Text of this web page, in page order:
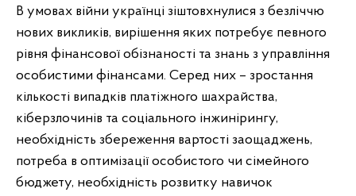
В умовах війни українці зіштовхнулися з безліччю
нових викликів, вирішення яких потребує певного
рівня фінансової обізнаності та знань з управління
особистими фінансами. Серед них – зростання
кількості випадків платіжного шахрайства,
кіберзлочинів та соціального інжинірингу,
необхідність збереження вартості заощаджень,
потреба в оптимізації особистого чи сімейного
бюджету, необхідність розвитку навичок